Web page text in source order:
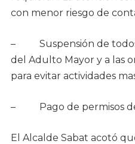
con menor riesgo de
– Suspensión de todos
del Adulto Mayor y a las
para evitar actividades
– Pago de permisos de
El Alcalde Sabat acotó